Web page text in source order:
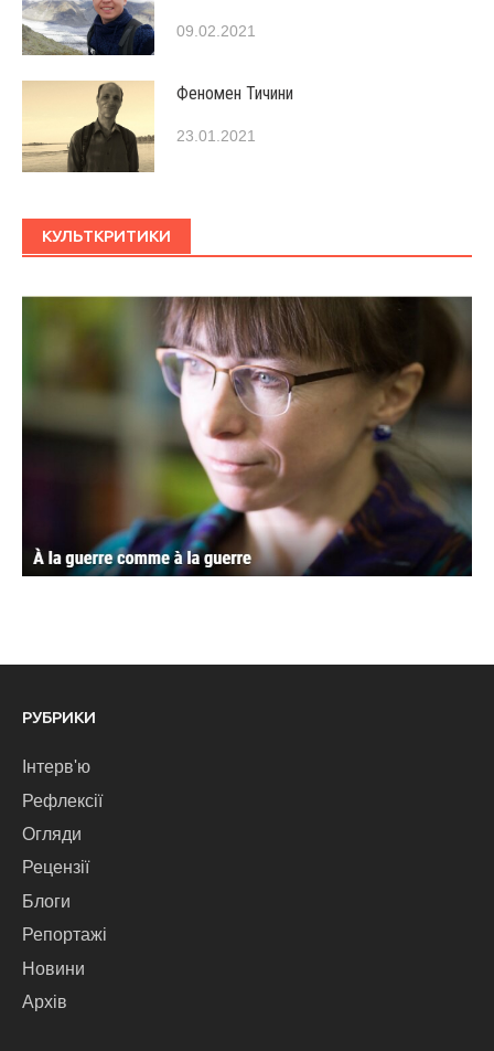
09.02.2021
Феномен Тичини
23.01.2021
КУЛЬТКРИТИКИ
РУБРИКИ
Інтерв'ю
Рефлексії
Огляди
Рецензії
Блоги
Репортажі
Новини
Архів